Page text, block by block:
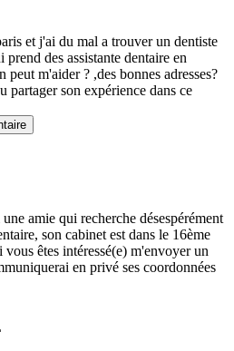
et j'ai du mal a trouver un dentiste
des assistante dentaire en
m'aider ? ,des bonnes adresses?
partager son expérience dans ce
amie qui recherche désespérément
son cabinet est dans le 16ème
vous êtes intéressé(e) m'envoyer un
en privé ses coordonnées